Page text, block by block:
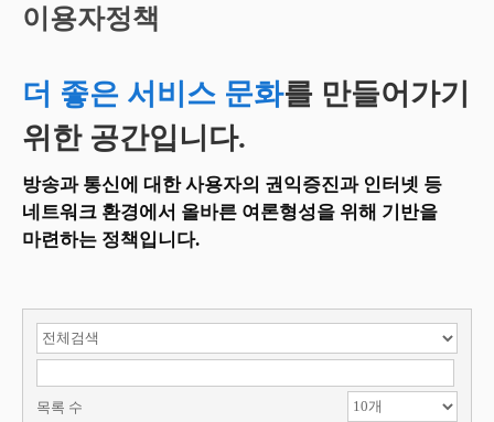
시
이용자정책
더 좋은 서비스 문화를 만들어가기
위한 공간입니다.
방송과 통신에 대한 사용자의 권익증진과 인터넷 등
네트워크 환경에서 올바른 여론형성을 위해 기반을
마련하는 정책입니다.
검색 항목 선택
목록 수